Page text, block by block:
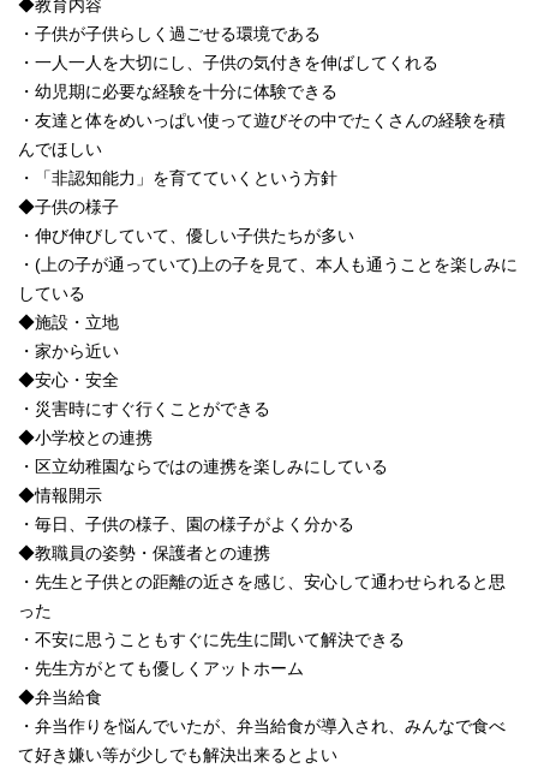
◆教育内容
・子供が子供らしく過ごせる環境である
・一人一人を大切にし、子供の気付きを伸ばしてくれる
・幼児期に必要な経験を十分に体験できる
・友達と体をめいっぱい使って遊びその中でたくさんの経験を積
んでほしい
・「非認知能力」を育てていくという方針
◆子供の様子
・伸び伸びしていて、優しい子供たちが多い
・(上の子が通っていて)上の子を見て、本人も通うことを楽しみに
している
◆施設・立地
・家から近い
◆安心・安全
・災害時にすぐ行くことができる
◆小学校との連携
・区立幼稚園ならではの連携を楽しみにしている
◆情報開示
・毎日、子供の様子、園の様子がよく分かる
◆教職員の姿勢・保護者との連携
・先生と子供との距離の近さを感じ、安心して通わせられると思
った
・不安に思うこともすぐに先生に聞いて解決できる
・先生方がとても優しくアットホーム
◆弁当給食
・弁当作りを悩んでいたが、弁当給食が導入され、みんなで食べ
て好き嫌い等が少しでも解決出来るとよい